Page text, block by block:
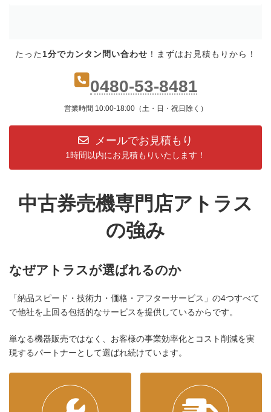
たった 1分でカンタン問い合わせ ！まずはお見積もりから！
0480-53-8481
営業時間 10:00-18:00（土・日・祝日除く）
メールでお見積もり
1時間以内にお見積もりいたします！
中古券売機専門店アトラス
の強み
なぜアトラスが選ばれるのか
「納品スピード・技術力・価格・アフターサービス」の4つすべて
で他社を上回る包括的なサービスを提供しているからです。
単なる機器販売ではなく、お客様の事業効率化とコスト削減を実
現するパートナーとして選ばれ続けています。